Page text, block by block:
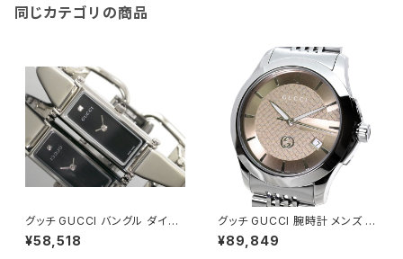
同じカテゴリの商品
グッチ GUCCI バングル ダイヤ
レディース 腕時計 YA015555
¥58,518
グッチ GUCCI 腕時計 メンズ Y
A1264107 クォーツ シャンパン
ゴールド シルバー
¥89,849